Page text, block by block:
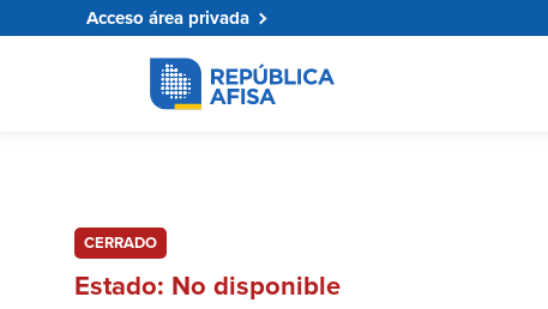
Acceso área privada
CERRADO
Estado: No disponible